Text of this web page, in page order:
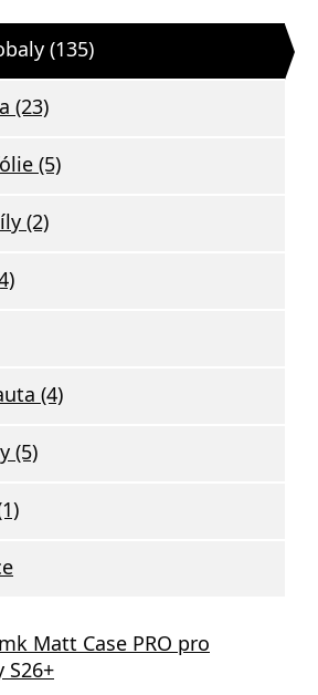
(135)
(23)
(5)
(2)
(4)
(5)
Matt Case PRO pro
S26+